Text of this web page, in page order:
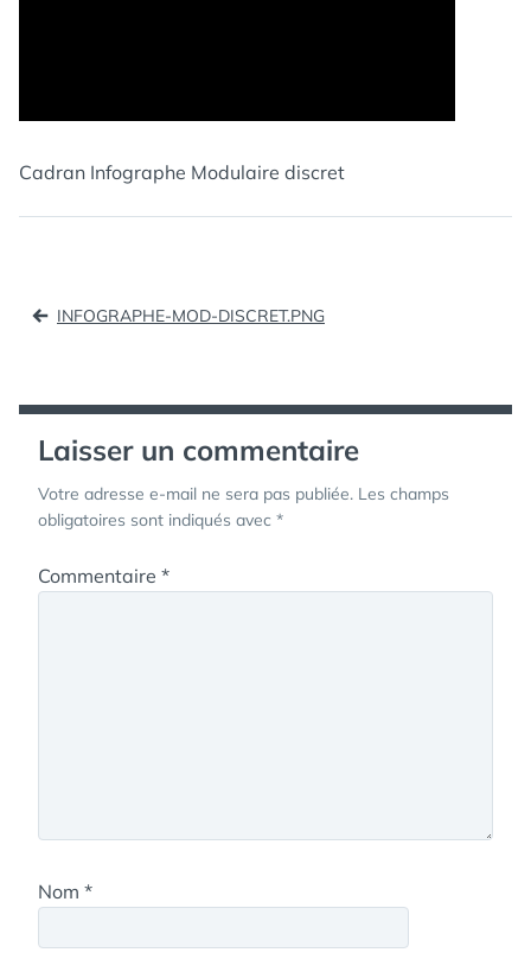
Cadran Infographe Modulaire discret
Navigation
INFOGRAPHE-MOD-DISCRET.PNG
Laisser un commentaire
Votre adresse e-mail ne sera pas publiée. Les champs
obligatoires sont indiqués avec *
Commentaire *
Nom *